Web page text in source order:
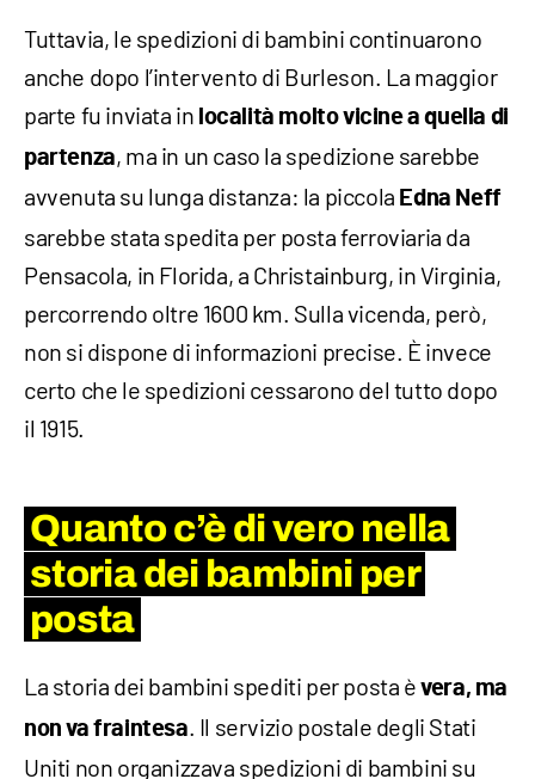
Tuttavia, le spedizioni di bambini continuarono
anche dopo l’intervento di Burleson. La maggior
parte fu inviata in località molto vicine a quella di
partenza, ma in un caso la spedizione sarebbe
avvenuta su lunga distanza: la piccola Edna Neff
sarebbe stata spedita per posta ferroviaria da
Pensacola, in Florida, a Christainburg, in Virginia,
percorrendo oltre 1600 km. Sulla vicenda, però,
non si dispone di informazioni precise. È invece
certo che le spedizioni cessarono del tutto dopo
il 1915.
Quanto c’è di vero nella
storia dei bambini per
posta
La storia dei bambini spediti per posta èvera, ma
non va fraintesa . Il servizio postale degli Stati
Uniti non organizzava spedizioni di bambini su